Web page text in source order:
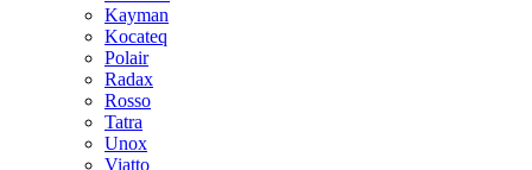
Kayman
Kocateq
Polair
Radax
Rosso
Tatra
Unox
Viatto